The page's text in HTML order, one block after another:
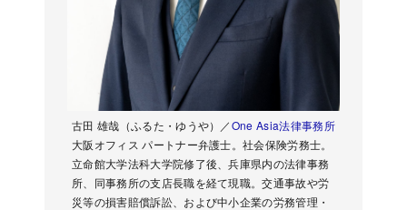
古田 雄哉（ふるた・ゆうや）／One Asia法律事務所
大阪オフィス パートナー弁護士。社会保険労務士。
立命館大学法科大学院修了後、兵庫県内の法律事務
所、同事務所の支店長職を経て現職。交通事故や労
災等の損害賠償訴訟、および中小企業の労務管理・